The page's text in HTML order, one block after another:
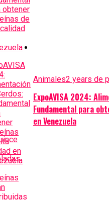
Animales2 years de
ExpoAVISA 2024:
Fundamental para
en Venezuela